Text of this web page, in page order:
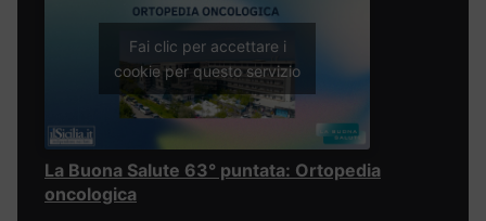
Fai clic per accettare i
cookie per questo servizio
La Buona Salute 63° puntata: Ortopedia
oncologica